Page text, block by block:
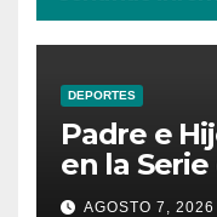
DEPORTES
Padre e
en la
la Liga
AGOSTO 7, 2026